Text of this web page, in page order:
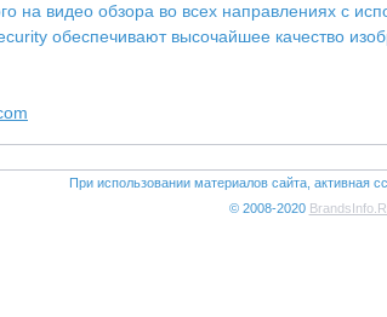
на видео обзора во всех направлениях с
обеспечивают высочайшее качество
При использовании материалов сайта, активная
© 2008-2020